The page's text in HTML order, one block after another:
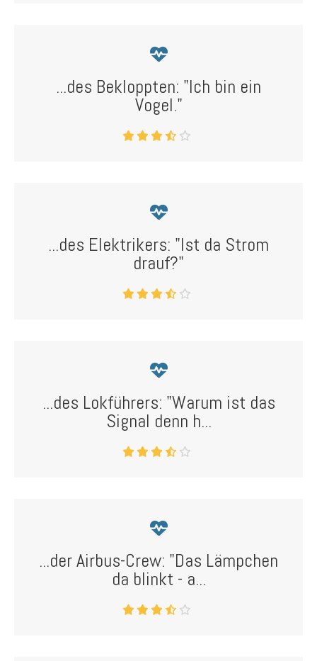
...des Bekloppten: "Ich bin ein
Vogel."
...des Elektrikers: "Ist da Strom
drauf?"
...des Lokführers: "Warum ist das
Signal denn h...
...der Airbus-Crew: "Das Lämpchen
da blinkt - a...